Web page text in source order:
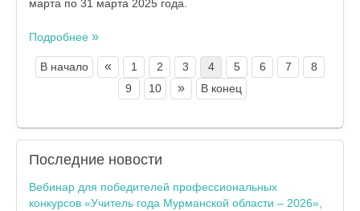
марта по 31 марта 2025 года.
Подробнее
В начало « 1 2 3 4 5 6 7
8
9
10 » В конец
Последние новости
Вебинар для победителей профессиональных
конкурсов «Учитель года Мурманской области – 2026»,